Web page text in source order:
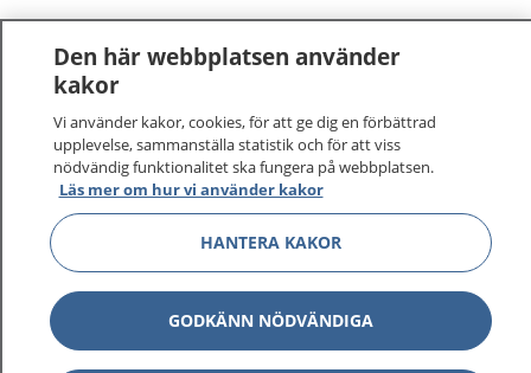
Den här webbplatsen använder
kakor
Vi använder kakor, cookies, för att ge dig en förbättrad
upplevelse, sammanställa statistik och för att viss
nödvändig funktionalitet ska fungera på webbplatsen.
Läs mer om hur vi använder kakor
HANTERA KAKOR
GODKÄNN NÖDVÄNDIGA